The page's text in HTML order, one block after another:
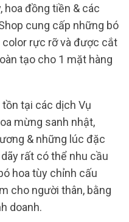
hoa đồng tiền & các
cung cấp những bó
rực rỡ và được cắt
tạo cho 1 mặt hàng
tại các dịch Vụ
mừng sanh nhật,
& những lúc đặc
rất có thể nhu cầu
hoa tùy chỉnh cấu
cho người thân, bằng
doanh.